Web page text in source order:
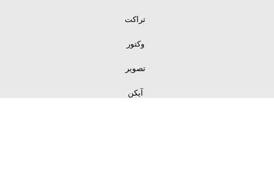
تراکت
وکتور
تصویر
آیکن